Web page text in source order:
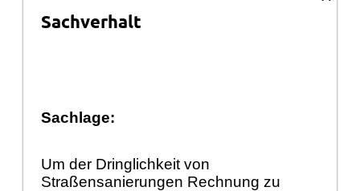
Sachverhalt
Sachlage:
Um der Dringlichkeit von
Straßensanierungen Rechnung zu